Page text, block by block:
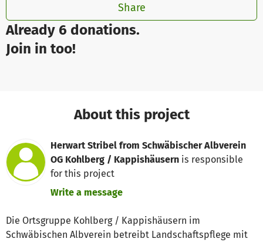
Already 6 donations.
Join in too!
Share
About this project
Herwart Stribel from Schwäbischer Albverein
OG Kohlberg / Kappishäusern is responsible
for this project
Write a message
Die Ortsgruppe Kohlberg / Kappishäusern im
Schwäbischen Albverein betreibt Landschaftspflege mit